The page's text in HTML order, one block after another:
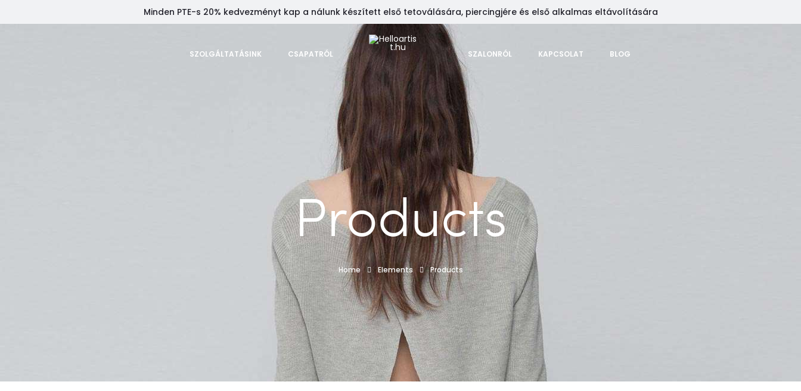
Minden PTE-s 20% kedvezményt kap a nálunk készített első tetoválására, piercingjére és első alkalmas eltávolítására
SZOLGÁLTATÁSINK CSAPATRÓL SZALONRÓL KAPCSOLAT BLOG
Products
Home Elements Products